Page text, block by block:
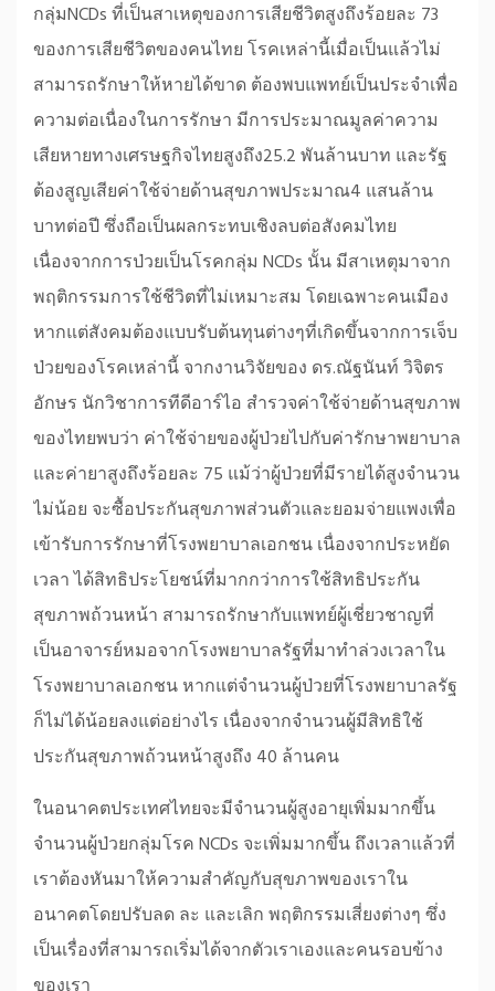
กลุ่มNCDs ที่เป็นสาเหตุของการเสียชีวิตสูงถึงร้อยละ 73
ของการเสียชีวิตของคนไทย โรคเหล่านี้เมื่อเป็นแล้วไม่
สามารถรักษาให้หายได้ขาด ต้องพบแพทย์เป็นประจำเพื่อ
ความต่อเนื่องในการรักษา มีการประมาณมูลค่าความ
เสียหายทางเศรษฐกิจไทยสูงถึง25.2 พันล้านบาท และรัฐ
ต้องสูญเสียค่าใช้จ่ายด้านสุขภาพประมาณ4 แสนล้าน
บาทต่อปี ซึ่งถือเป็นผลกระทบเชิงลบต่อสังคมไทย
เนื่องจากการป่วยเป็นโรคกลุ่ม NCDs นั้น มีสาเหตุมาจาก
พฤติกรรมการใช้ชีวิตที่ไม่เหมาะสม โดยเฉพาะคนเมือง
หากแต่สังคมต้องแบบรับต้นทุนต่างๆที่เกิดขึ้นจากการเจ็บ
ป่วยของโรคเหล่านี้ จากงานวิจัยของ ดร.ณัฐนันท์ วิจิตร
อักษร นักวิชาการทีดีอาร์ไอ สำรวจค่าใช้จ่ายด้านสุขภาพ
ของไทยพบว่า ค่าใช้จ่ายของผู้ป่วยไปกับค่ารักษาพยาบาล
และค่ายาสูงถึงร้อยละ 75 แม้ว่าผู้ป่วยที่มีรายได้สูงจำนวน
ไม่น้อย จะซื้อประกันสุขภาพส่วนตัวและยอมจ่ายแพงเพื่อ
เข้ารับการรักษาที่โรงพยาบาลเอกชน เนื่องจากประหยัด
เวลา ได้สิทธิประโยชน์ที่มากกว่าการใช้สิทธิประกัน
สุขภาพถ้วนหน้า สามารถรักษากับแพทย์ผู้เชี่ยวชาญที่
เป็นอาจารย์หมอจากโรงพยาบาลรัฐที่มาทำล่วงเวลาใน
โรงพยาบาลเอกชน หากแต่จำนวนผู้ป่วยที่โรงพยาบาลรัฐ
ก็ไม่ได้น้อยลงแต่อย่างไร เนื่องจากจำนวนผู้มีสิทธิใช้
ประกันสุขภาพถ้วนหน้าสูงถึง 40 ล้านคน
ในอนาคตประเทศไทยจะมีจำนวนผู้สูงอายุเพิ่มมากขึ้น
จำนวนผู้ป่วยกลุ่มโรค NCDs จะเพิ่มมากขึ้น ถึงเวลาแล้วที่
เราต้องหันมาให้ความสำคัญกับสุขภาพของเราใน
อนาคตโดยปรับลด ละ และเลิก พฤติกรรมเสี่ยงต่างๆ ซึ่ง
เป็นเรื่องที่สามารถเริ่มได้จากตัวเราเองและคนรอบข้าง